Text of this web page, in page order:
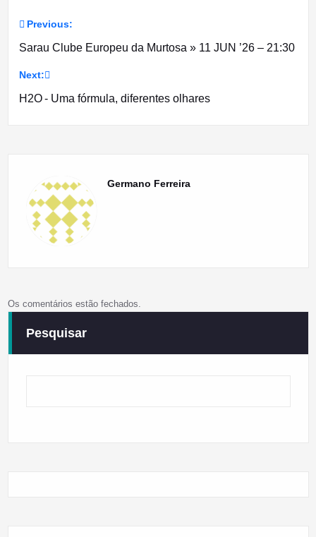
Navegação
artigos
Previous:
Sarau Clube Europeu da Murtosa » 11 JUN ’26 – 21:30
Next:
H2O - Uma fórmula, diferentes olhares
Germano Ferreira
Os comentários estão fechados.
Pesquisar